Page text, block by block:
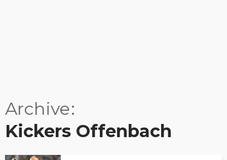
Archive
Kickers Offenbach